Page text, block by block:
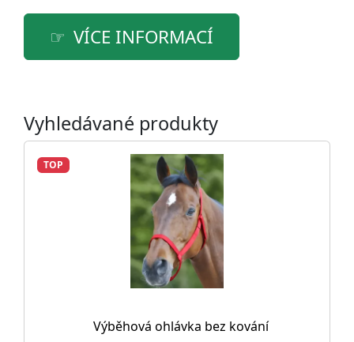
VÍCE INFORMACÍ
Vyhledávané produkty
TOP
Výběhová ohlávka bez kování